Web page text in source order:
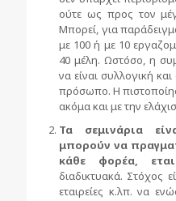
ούτε ως προς τον
Μπορεί, για
με 100 ή με 10
40 μέλη. Ωστόσο, η
να είναι συλλογική
πρόσωπο. Η
ακόμα και με την
Τα σεμινάρια
μπορούν να
κάθε φορέα,
διαδικτυακά. Στόχος
εταιρείες κ.λπ. να